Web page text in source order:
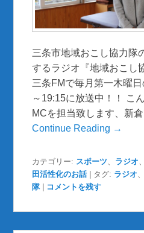
三条市地域おこし協力隊
するラジオ『地域おこし
三条FMで毎月第一木曜
～19:15に放送中！！ こ
MCを担当致します、新
Continue Reading →
カテゴリー: スポーツ、 ラジオ
田活性化のお話
タグ: ラジオ
隊
コメントを残す